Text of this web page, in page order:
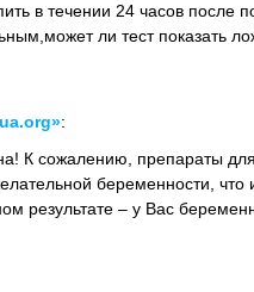
в течении 24 часов после
ли тест показать
:
К сожалению, препараты
беременности,
результате – у Вас